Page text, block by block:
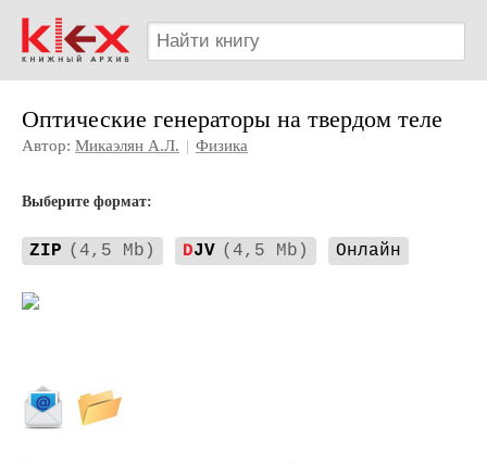
Оптические генераторы на твердом теле
Автор: Микаэлян А.Л. | Физика
Выберите формат:
ZIP (4,5 Mb) DJV (4,5 Mb) Онлайн